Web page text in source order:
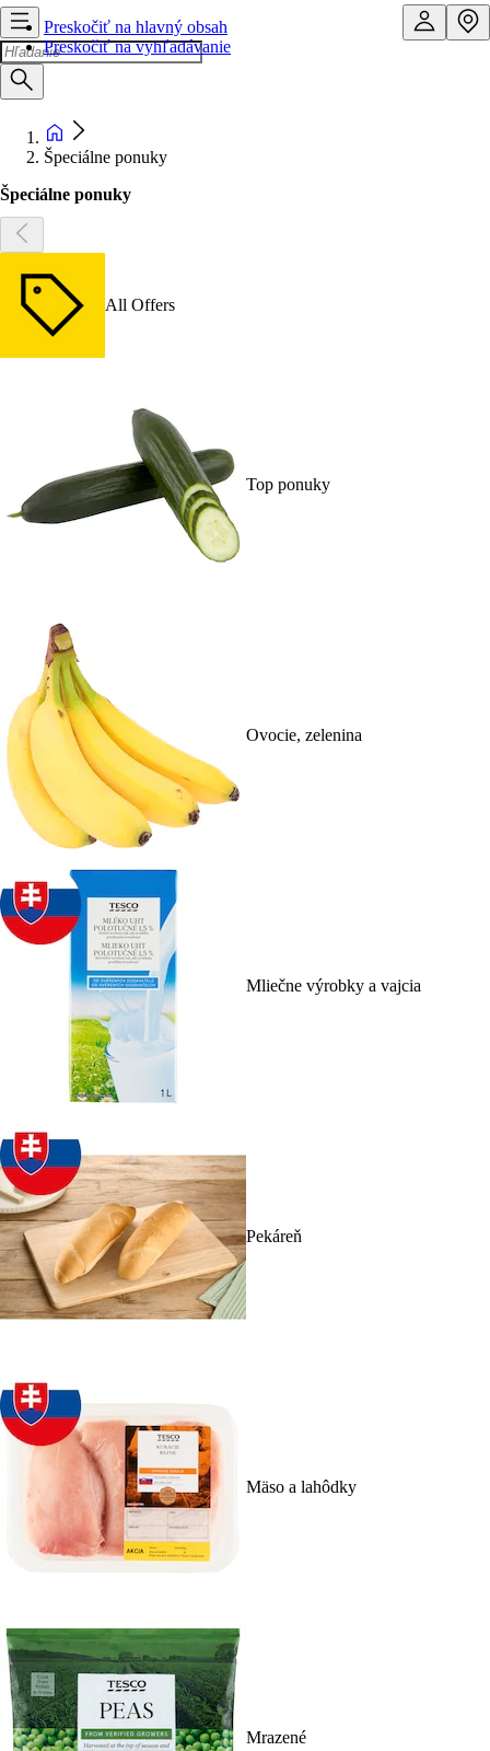
Preskočiť na hlavný obsah
Preskočiť na vyhľadávanie
Špeciálne ponuky
Špeciálne ponuky
All Offers
Top ponuky
Ovocie, zelenina
Mliečne výrobky a vajcia
Pekáreň
Mäso a lahôdky
Mrazené